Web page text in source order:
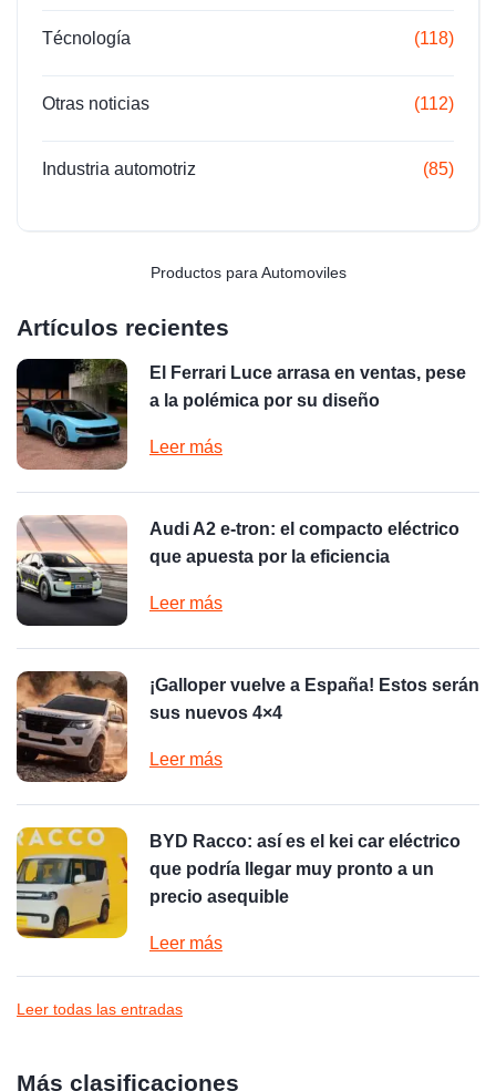
Técnología (118)
Otras noticias (112)
Industria automotriz (85)
Productos para Automoviles
Artículos recientes
El Ferrari Luce arrasa en ventas, pese
a la polémica por su diseño
Leer más
Audi A2 e-tron: el compacto eléctrico
que apuesta por la eficiencia
Leer más
¡Galloper vuelve a España! Estos serán
sus nuevos 4×4
Leer más
BYD Racco: así es el kei car eléctrico
que podría llegar muy pronto a un
precio asequible
Leer más
Leer todas las entradas
Más clasificaciones